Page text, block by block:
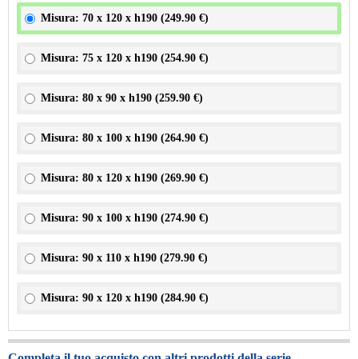
Misura: 70 x 120 x h190 (249.90 €)
Misura: 75 x 120 x h190 (254.90 €)
Misura: 80 x 90 x h190 (259.90 €)
Misura: 80 x 100 x h190 (264.90 €)
Misura: 80 x 120 x h190 (269.90 €)
Misura: 90 x 100 x h190 (274.90 €)
Misura: 90 x 110 x h190 (279.90 €)
Misura: 90 x 120 x h190 (284.90 €)